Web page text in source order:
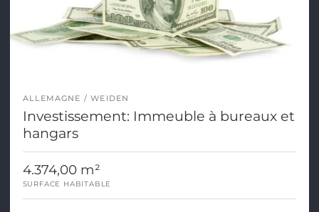
ALLEMAGNE WEIDEN
Investissement: Immeuble à bureaux et
hangars
4.374,00 m²
SURFACE HABITABLE